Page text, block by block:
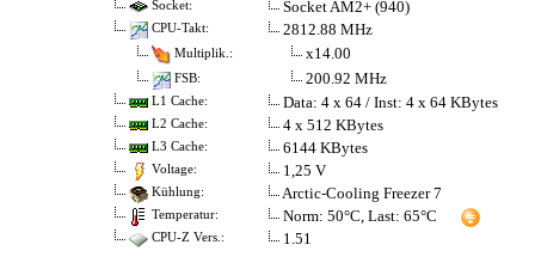
Socket: Socket AM2+ (940)
CPU-Takt: 2812.88 MHz
Multiplik.: x14.00
FSB: 200.92 MHz
L1 Cache: Data: 4 x 64 / Inst: 4 x 64 KBytes
L2 Cache: 4 x 512 KBytes
L3 Cache: 6144 KBytes
Voltage: 1,25 V
Kühlung: Arctic-Cooling Freezer 7
Temperatur: Norm: 50°C, Last: 65°C
CPU-Z Vers.: 1.51